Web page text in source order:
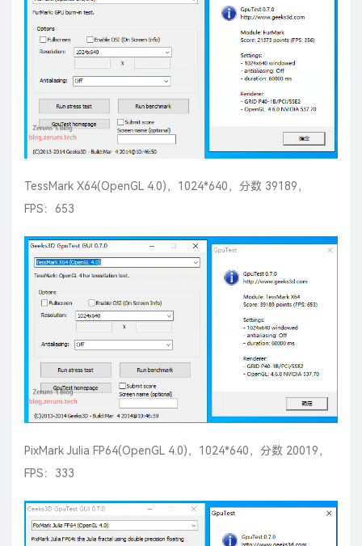
TessMark X64(OpenGL 4.0)，1024*640，分数 39189，
FPS：653
PixMark Julia FP64(OpenGL 4.0)，1024*640，分数 20019，
FPS：333